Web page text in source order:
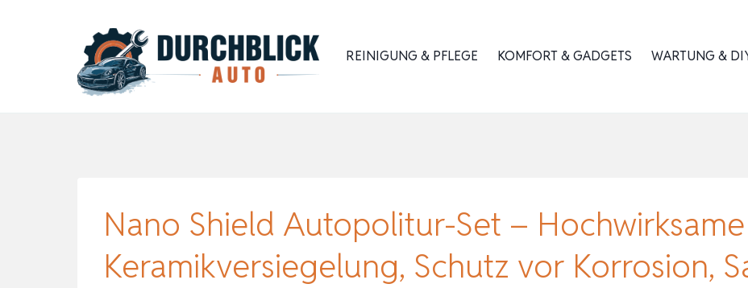
REINIGUNG & PFLEGE KOMFORT & GADGETS WARTUNG &
Nano Shield Autopolitur-Set –
Keramikversiegelung, Schutz vor Korrosion,